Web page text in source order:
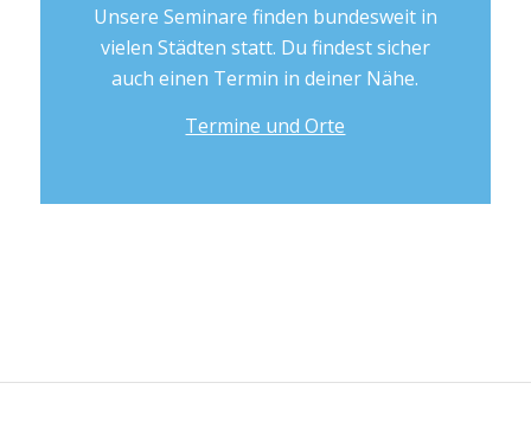
Unsere Seminare finden bundesweit in
vielen Städten statt. Du findest sicher
auch einen Termin in deiner Nähe.
Termine und Orte